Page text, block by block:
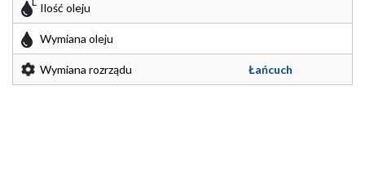
Ilość oleju
Wymiana oleju
Wymiana rozrządu Łańcuch